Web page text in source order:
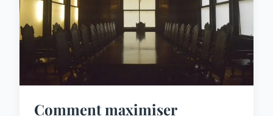
Comment maximiser